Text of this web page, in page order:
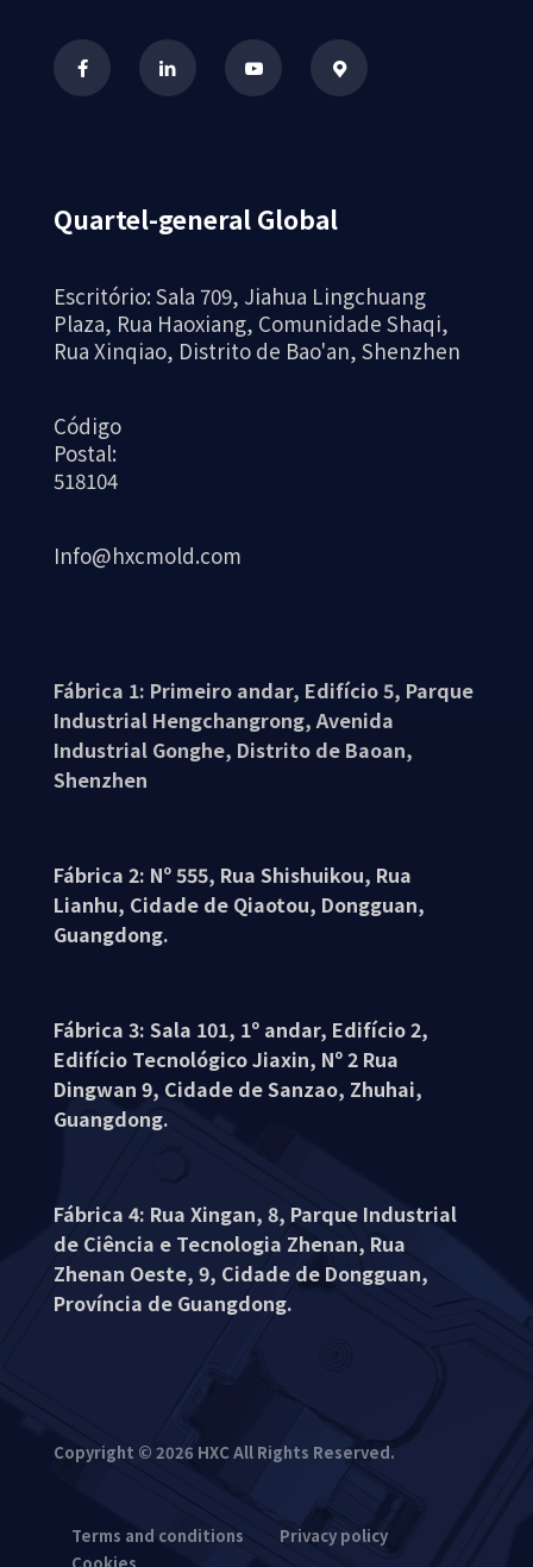
Quartel-general Global
Escritório: Sala 709, Jiahua Lingchuang
Plaza, Rua Haoxiang, Comunidade Shaqi,
Rua Xinqiao, Distrito de Bao'an, Shenzhen
Código
Postal:
518104
Info@hxcmold.com
Fábrica 1: Primeiro andar, Edifício 5, Parque
Industrial Hengchangrong, Avenida
Industrial Gonghe, Distrito de Baoan,
Shenzhen
Fábrica 2: Nº 555, Rua Shishuikou, Rua
Lianhu, Cidade de Qiaotou, Dongguan,
Guangdong.
Fábrica 3: Sala 101, 1º andar, Edifício 2,
Edifício Tecnológico Jiaxin, Nº 2 Rua
Dingwan 9, Cidade de Sanzao, Zhuhai,
Guangdong.
Fábrica 4: Rua Xingan, 8, Parque Industrial
de Ciência e Tecnologia Zhenan, Rua
Zhenan Oeste, 9, Cidade de Dongguan,
Província de Guangdong.
Copyright © 2026 HXC All Rights Reserved.
Terms and conditions
Privacy policy